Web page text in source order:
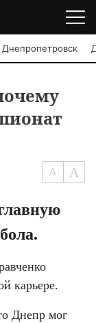
Днепропетровск
карьере.
Днепр мог